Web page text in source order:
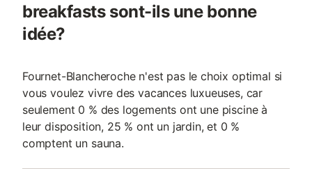
breakfasts sont-ils une bonne
idée?
Fournet-Blancheroche n'est pas le choix optimal si
vous voulez vivre des vacances luxueuses, car
seulement 0 % des logements ont une piscine à
leur disposition, 25 % ont un jardin, et 0 %
comptent un sauna.